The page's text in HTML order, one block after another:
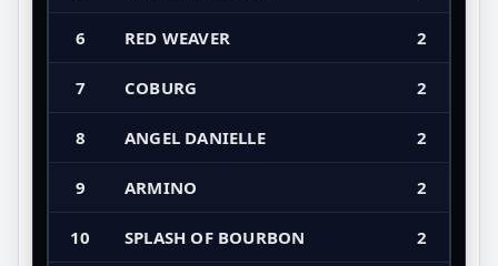
6 RED WEAVER 2
7 COBURG 2
8 ANGEL DANIELLE 2
9 ARMINO 2
10 SPLASH OF BOURBON 2